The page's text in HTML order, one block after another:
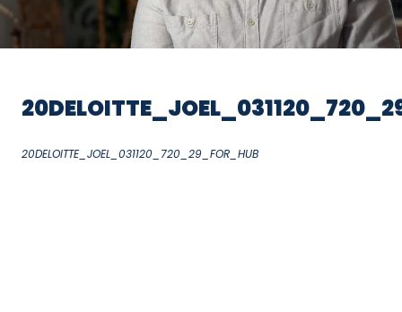
20DELOITTE_JOEL_031120_720_29_FOR_HUB